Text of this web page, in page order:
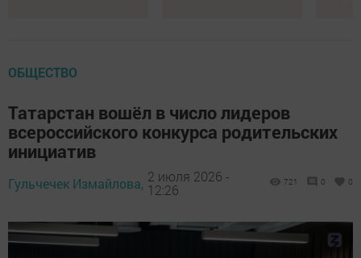
ОБЩЕСТВО
Татарстан вошёл в число лидеров
всероссийского конкурса родительских
инициатив
Гульчечек Измайлова, 2 июля 2026 -
12:26
721 0 0